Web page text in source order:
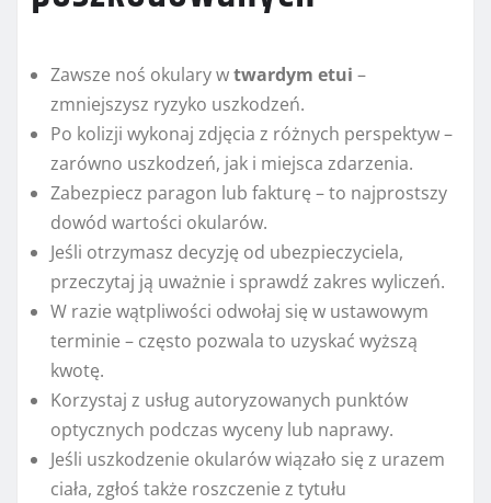
Zawsze noś okulary wtwardym etui –
zmniejszysz ryzyko uszkodzeń.
Po kolizji wykonaj zdjęcia z różnych perspektyw –
zarówno uszkodzeń, jak i miejsca zdarzenia.
Zabezpiecz paragon lub fakturę – to najprostszy
dowód wartości okularów.
Jeśli otrzymasz decyzję od ubezpieczyciela,
przeczytaj ją uważnie i sprawdź zakres wyliczeń.
W razie wątpliwości odwołaj się w ustawowym
terminie – często pozwala to uzyskać wyższą
kwotę.
Korzystaj z usług autoryzowanych punktów
optycznych podczas wyceny lub naprawy.
Jeśli uszkodzenie okularów wiązało się z urazem
ciała, zgłoś także roszczenie z tytułu